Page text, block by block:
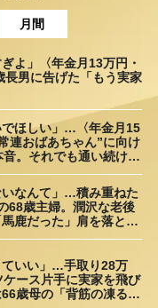
月間
よ」〈年金月13万円・
男に告げた「もう実家
でほしい」…〈年金月15
連おばあちゃん”に向け
。それでも通い続ける
いなんて」…積み重ねた
68歳主婦。潤沢な老後
鹿だった」肩を落とす
ていい」…手取り28万
ース片手に実家を飛び
歳母の「背筋の凍る一